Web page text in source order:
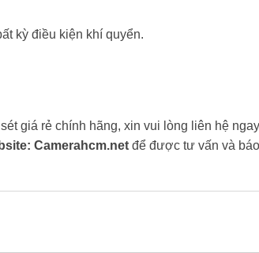
kỳ điều kiện khí quyển.
giá rẻ chính hãng, xin vui lòng liên hệ
Camerahcm.net để được tư vấn và